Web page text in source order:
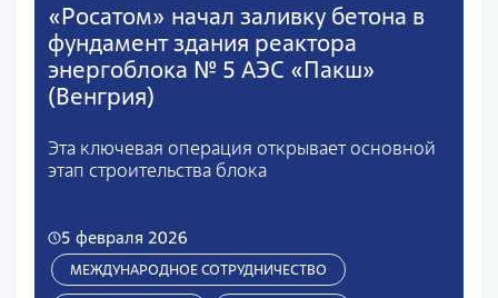
«Росатом» начал заливку бетона в
фундамент здания реактора
энергоблока № 5 АЭС «Пакш»
(Венгрия)
Эта ключевая операция открывает основной
этап строительства блока
5 февраля 2026
МЕЖДУНАРОДНОЕ СОТРУДНИЧЕСТВО